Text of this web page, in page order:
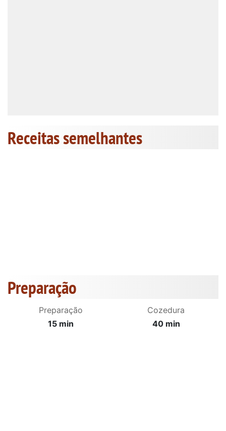
Receitas semelhantes
Preparação
Preparação
15 min
Cozedura
40 min